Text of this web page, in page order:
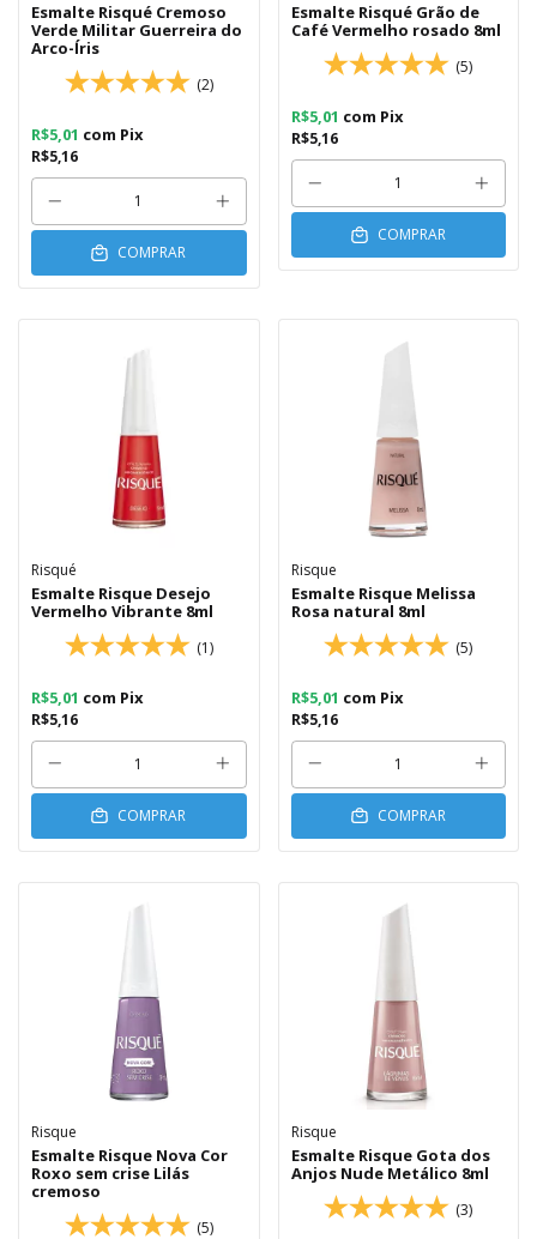
Esmalte Risqué Cremoso
Verde Militar Guerreira do
Arco-Íris
(2)
R$5,16
R$5,01 com Pix
COMPRAR
Esmalte Risqué Grão de
Café Vermelho rosado 8ml
(5)
R$5,16
R$5,01 com Pix
COMPRAR
Risqué
Esmalte Risque Desejo
Vermelho Vibrante 8ml
(1)
R$5,16
R$5,01 com Pix
COMPRAR
Risque
Esmalte Risque Melissa
Rosa natural 8ml
(5)
R$5,16
R$5,01 com Pix
COMPRAR
Risque
Esmalte Risque Nova Cor
Roxo sem crise Lilás
cremoso
(5)
Risque
Esmalte Risque Gota dos
Anjos Nude Metálico 8ml
(3)